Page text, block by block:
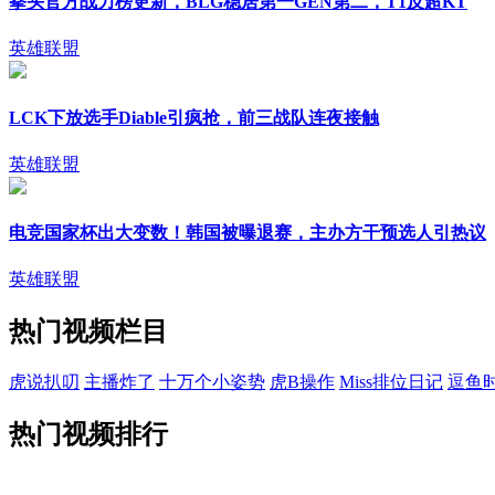
英雄联盟
LCK下放选手Diable引疯抢，前三战队连夜接触
英雄联盟
电竞国家杯出大变数！韩国被曝退赛，主办方干预选人引热议
英雄联盟
热门视频栏目
虎说扒叨 主播炸了 十万个小姿势 虎B操作 Miss排位日记 逗鱼
热门视频排行